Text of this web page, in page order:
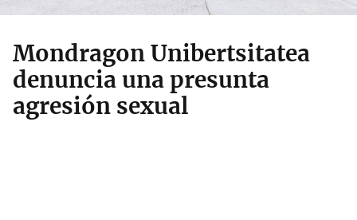
Mondragon Unibertsitatea
denuncia una presunta
agresión sexual